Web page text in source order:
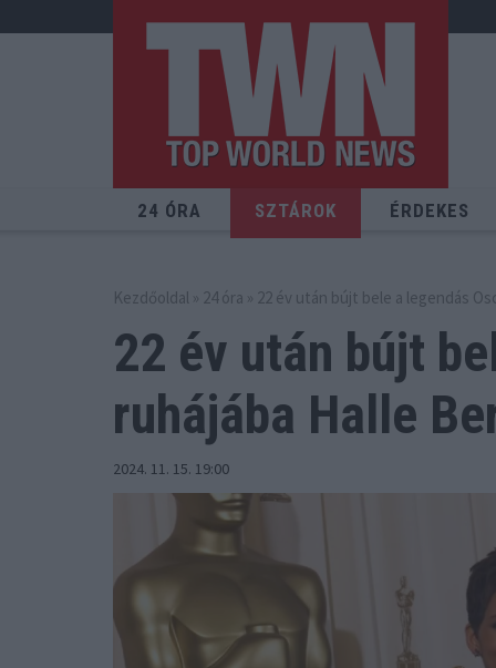
24 ÓRA SZTÁROK ÉRDEKES
Kezdőoldal » 24 óra » 22 év után bújt bele a legendás
22 év után bújt
ruhájába Halle
2024. 11. 15. 19:00